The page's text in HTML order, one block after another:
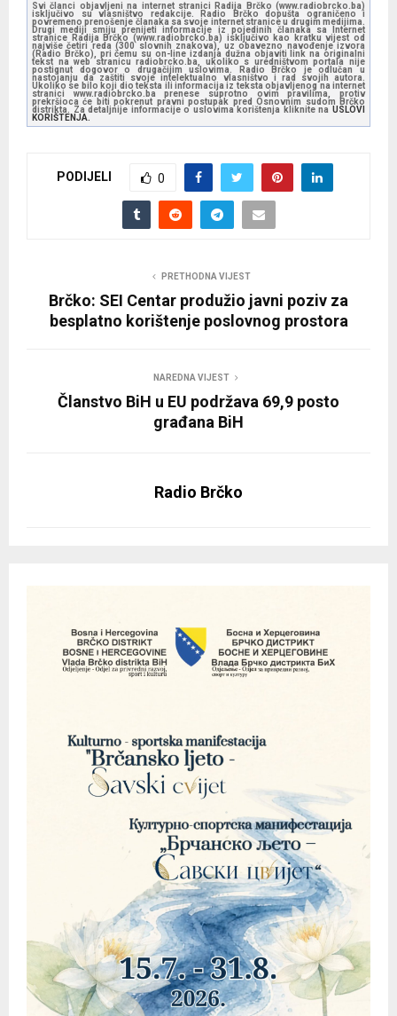
Svi članci objavljeni na internet stranici Radija Brčko (www.radiobrcko.ba)
isključivo su vlasništvo redakcije. Radio Brčko dopušta ograničeno i
povremeno prenošenje članaka sa svoje internet stranice u drugim medijima.
Drugi mediji smiju prenijeti informacije iz pojedinih članaka sa Internet
stranice Radija Brčko (www.radiobrcko.ba) isključivo kao kratku vijest od
najviše četiri reda (300 slovnih znakova), uz obavezno navođenje izvora
(Radio Brčko), pri čemu su on-line izdanja dužna objaviti link na originalni
tekst na web stranicu radiobrcko.ba, ukoliko s uredništvom portala nije
postignut dogovor o drugačijim uslovima. Radio Brčko je odlučan u
nastojanju da zaštiti svoje intelektualno vlasništvo i rad svojih autora.
Ukoliko se bilo koji dio teksta ili informacija iz teksta objavljenog na internet
stranici www.radiobrcko.ba prenese suprotno ovim pravilima, protiv
prekršioca će biti pokrenut pravni postupak pred Osnovnim sudom Brčko
distrikta. Za detaljnije informacije o uslovima korištenja kliknite na USLOVI
KORIŠTENJA.
PODIJELI 0
PRETHODNA VIJEST
Brčko: SEI Centar produžio javni poziv za
besplatno korištenje poslovnog prostora
NAREDNA VIJEST
Članstvo BiH u EU podržava 69,9 posto
građana BiH
Radio Brčko